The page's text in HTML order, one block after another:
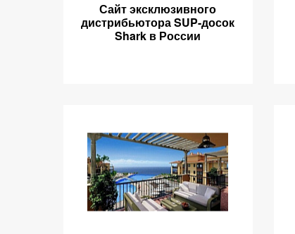
Сайт эксклюзивного
дистрибьютора SUP-досок
Shark в России